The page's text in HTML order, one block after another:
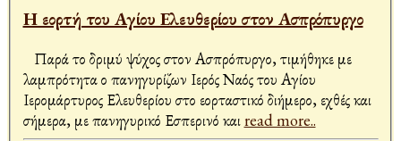
Η εορτή του Αγίου Ελευθερίου στον Ασπρόπυργο
Παρά το δριμύ ψύχος στον Ασπρόπυργο, τιμήθηκε με
λαμπρότητα ο πανηγυρίζων Ιερός Ναός του Αγίου
Ιερομάρτυρος Ελευθερίου στο εορταστικό διήμερο, εχθές και
σήμερα, με πανηγυρικό Εσπερινό καιread more..